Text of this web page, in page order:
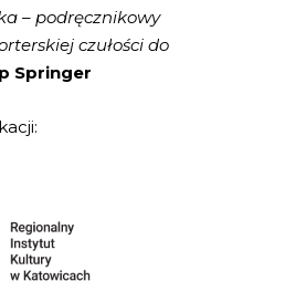
– podręcznikowy
czułości do
Springer